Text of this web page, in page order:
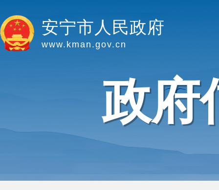
安宁市人民政府
www.kman.gov.cn
政府